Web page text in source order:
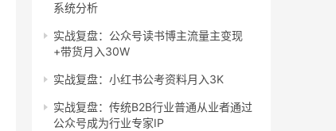
系统分析
实战复盘：公众号读书博主流量主变现
+带货月入30W
实战复盘：小红书公考资料月入3K
实战复盘：传统B2B行业普通从业者通过
公众号成为行业专家IP